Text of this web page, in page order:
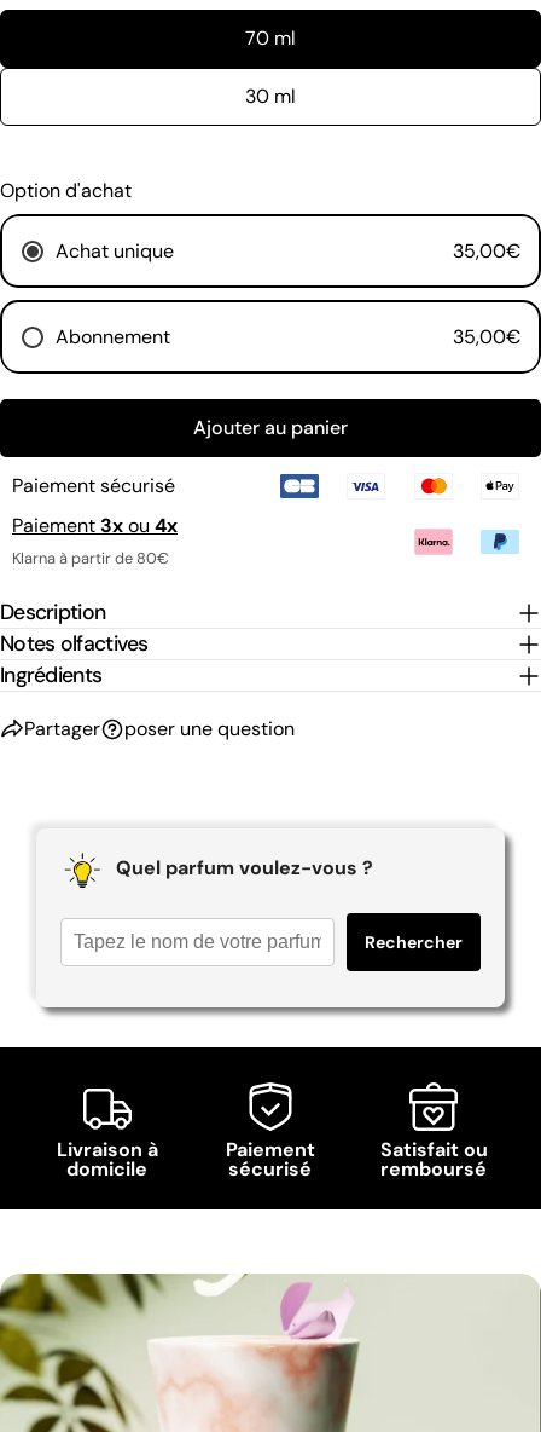
70 ml
30 ml
Option d'achat
Achat unique 35,00€
Abonnement 35,00€
Tous les mois
Tous les 2 mois
Tous les 3 mois
Ajouter au panier
Paiement sécurisé
Paiement3xou 4x
Klarna à partir de 80€
Description
Notes olfactives
Ingrédients
Partager
Partager
sur
poser une question
téléphone
message
Les champs marqués * sont obligatoires.
Quel parfum voulez-vous ?
Rechercher
Livraison à
domicile
Paiement
sécurisé
Satisfait ou
remboursé